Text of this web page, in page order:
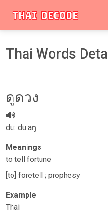
Thai Words
​​ดู​ดวง​
duː duːaŋ
Meanings
to tell fortune
[to] foretell ; prophesy
Example
Thai